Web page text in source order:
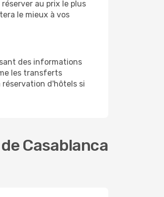
au prix le plus
le mieux à vos
des informations
les transferts
réservation d'hôtels si
Casablanca